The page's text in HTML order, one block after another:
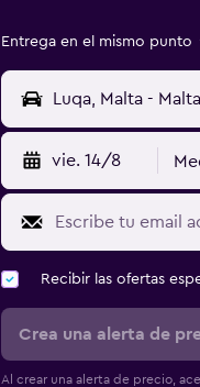
Entrega en el mismo punto
vie. 14/8
Recibir las ofertas
Crea una alerta de
Al crear una alerta de precio,